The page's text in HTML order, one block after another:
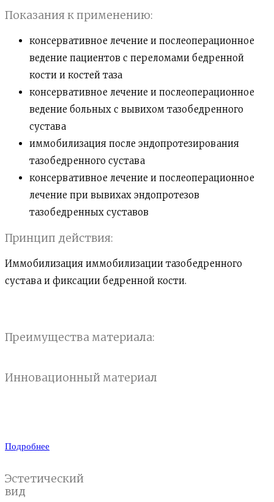
Показания к применению:
консервативное лечение и послеоперационное
ведение пациентов с переломами бедренной
кости и костей таза
консервативное лечение и послеоперационное
ведение больных с вывихом тазобедренного
сустава
иммобилизация после эндопротезирования
тазобедренного сустава
консервативное лечение и послеоперационное
лечение при вывихах эндопротезов
тазобедренных суставов
Принцип действия:
Иммобилизация иммобилизации тазобедренного
сустава и фиксации бедренной кости.
Преимущества материала:
Инновационный материал
Подробнее
Эстетический
вид